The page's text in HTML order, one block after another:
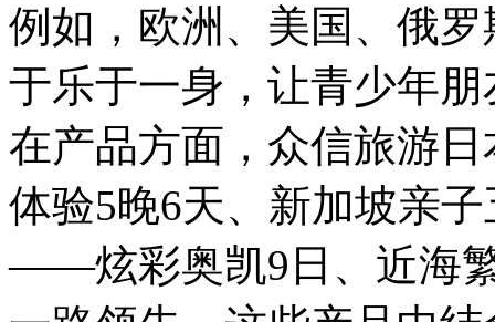
例如，欧洲、美国、俄
于乐于一身，让青少年
在产品方面，众信旅游
体验5晚6天、新加坡亲
——炫彩奥凯9日、近海